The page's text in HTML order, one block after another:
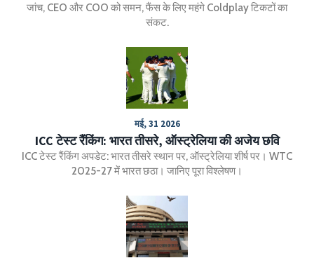
जांच, CEO और COO को समन, फैंस के लिए महंगे Coldplay टिकटों का
संकट.
मई, 31 2026
ICC टेस्ट रैंकिंग: भारत तीसरे, ऑस्ट्रेलिया की अजेय छवि
ICC टेस्ट रैंकिंग अपडेट: भारत तीसरे स्थान पर, ऑस्ट्रेलिया शीर्ष पर। WTC
2025-27 में भारत छठा। जानिए पूरा विश्लेषण।